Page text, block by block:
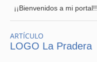
¡¡Bienvenidos a mi portal!!
ARTÍCULO
LOGO La Pradera